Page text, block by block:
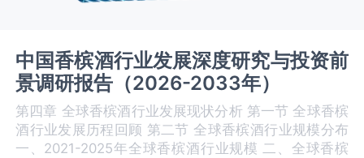
中国香槟酒行业发展深度研究与投资前
景调研报告（2026-2033年）
第四章 全球香槟酒‌‌‌行业发展现状分析 第一节 全球香槟
酒‌‌‌行业发展历程回顾 第二节 全球香槟酒‌‌‌行业规模分布
一、2021-2025年全球香槟酒‌‌‌行业规模 二、全球香槟